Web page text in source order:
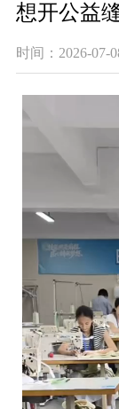
想开公益
时间：2026-07-